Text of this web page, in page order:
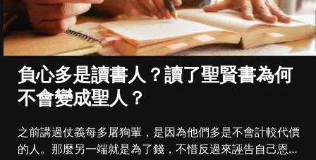
負心多是讀書人？讀了聖賢書為何
不會變成聖人？
之前講過仗義每多屠狗輩，是因為他們多是不會計較代價
的人。那麼另一端就是為了錢，不惜反過來誣告自己恩人